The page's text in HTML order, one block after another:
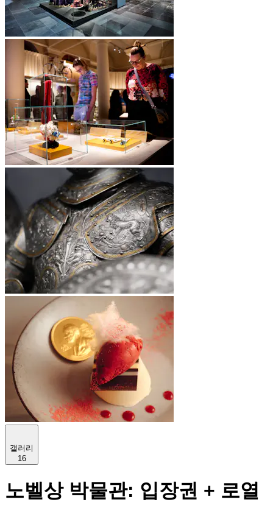
갤러리
16
노벨상 박물관: 입장권 + 로열